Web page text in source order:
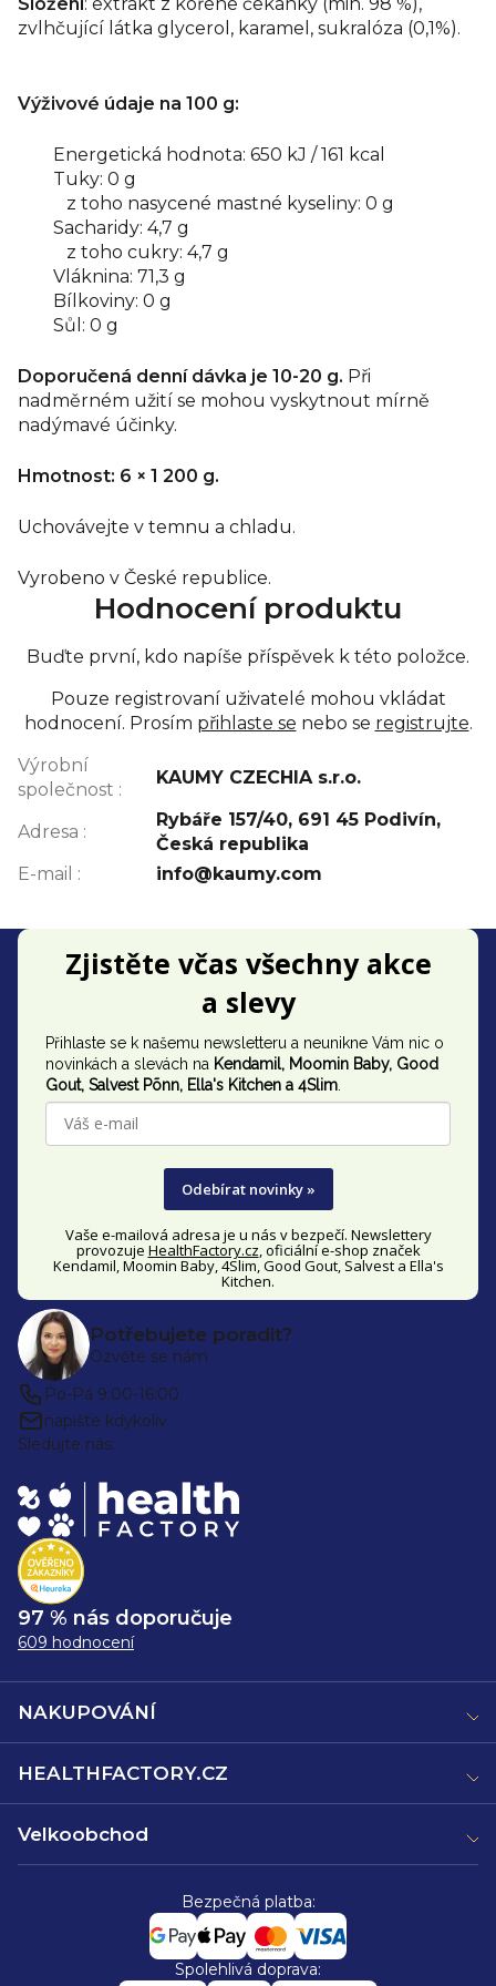
Složení: extrakt z kořene čekanky (min. 98 %),
zvlhčující látka glycerol, karamel, sukralóza (0,1%).
Výživové údaje na 100 g:
Energetická hodnota: 650 kJ / 161 kcal
Tuky: 0 g
z toho nasycené mastné kyseliny: 0 g
Sacharidy: 4,7 g
z toho cukry: 4,7 g
Vláknina: 71,3 g
Bílkoviny: 0 g
Sůl: 0 g
Doporučená denní dávka je 10-20 g. Při
nadměrném užití se mohou vyskytnout mírně
nadýmavé účinky.
Hmotnost: 6 × 1 200 g.
Uchovávejte v temnu a chladu.
Vyrobeno v České republice.
Hodnocení produktu
Buďte první, kdo napíše příspěvek k této položce.
Pouze registrovaní uživatelé mohou vkládat
hodnocení. Prosím přihlaste se nebo se registrujte.
Výrobní
společnost :
KAUMY CZECHIA s.r.o.
Adresa :
Rybáře 157/40, 691 45 Podivín,
Česká republika
E-mail : info@kaumy.com
Z
Zjistěte včas všechny akce
a slevy
Přihlaste se k našemu newsletteru a neunikne Vám nic o
novinkách a slevách na Kendamil, Moomin Baby, Good
Gout, Salvest Põnn, Ella's Kitchen a 4Slim.
Odebírat novinky »
Vaše e-mailová adresa je u nás v bezpečí. Newslettery
provozuje HealthFactory.cz, oficiálníe-shop značek
Kendamil, Moomin Baby, 4Slim, Good Gout, Salvest a Ella's
Kitchen.
Potřebujete poradit?
Ozvěte se nám
Po-Pá 9:00-16:00
napište kdykoliv
Sledujte nás:
97 % nás doporučuje
609 hodnocení
NAKUPOVÁNÍ
HEALTHFACTORY.CZ
Velkoobchod
Bezpečná platba:
Spolehlivá doprava: